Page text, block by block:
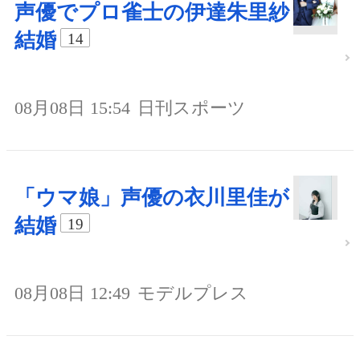
声優でプロ雀士の伊達朱里紗
結婚
14
08月08日 15:54 日刊スポーツ
「ウマ娘」声優の衣川里佳が
結婚
19
08月08日 12:49 モデルプレス